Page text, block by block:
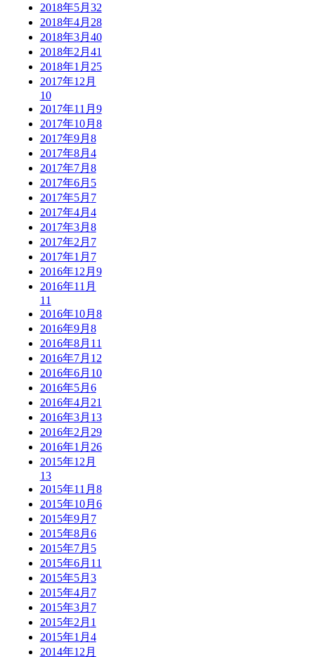
2018年5月 32
2018年4月 28
2018年3月 40
2018年2月 41
2018年1月 25
2017年12月
10
2017年11月 9
2017年10月 8
2017年9月 8
2017年8月 4
2017年7月 8
2017年6月 5
2017年5月 7
2017年4月 4
2017年3月 8
2017年2月 7
2017年1月 7
2016年12月 9
2016年11月
11
2016年10月 8
2016年9月 8
2016年8月 11
2016年7月 12
2016年6月 10
2016年5月 6
2016年4月 21
2016年3月 13
2016年2月 29
2016年1月 26
2015年12月
13
2015年11月 8
2015年10月 6
2015年9月 7
2015年8月 6
2015年7月 5
2015年6月 11
2015年5月 3
2015年4月 7
2015年3月 7
2015年2月 1
2015年1月 4
2014年12月